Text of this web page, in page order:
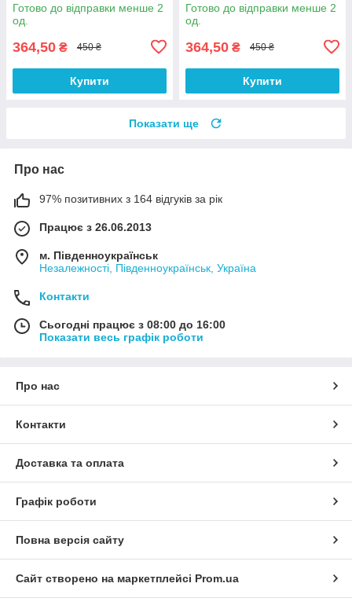
Готово до відправки менше 2
од.
364,50 ₴ 450 ₴
Купити
Готово до відправки менше 2
од.
364,50 ₴ 450 ₴
Купити
Показати ще
Про нас
97% позитивних з 164 відгуків за рік
Працює з 26.06.2013
м. Південноукраїнськ
Незалежності, Південноукраїнськ, Україна
Контакти
Сьогодні працює з 08:00 до 16:00
Показати весь графік роботи
Про нас
Контакти
Доставка та оплата
Графік роботи
Повна версія сайту
Сайт створено на маркетплейсі Prom.ua